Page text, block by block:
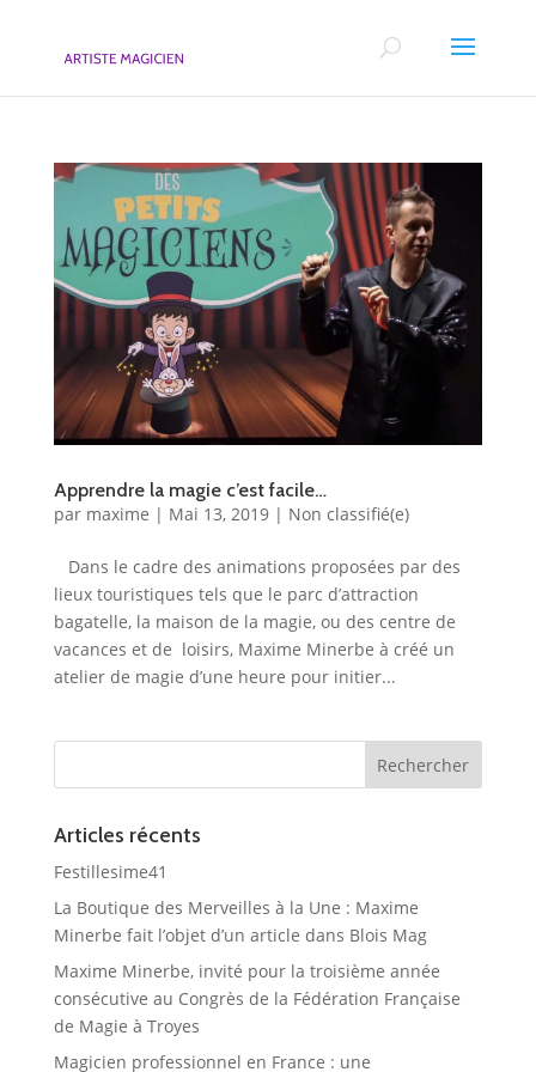
Apprendre la magie c’est facile…
par maxime | Mai 13, 2019| Non classifié(e)
Dans le cadre des animations proposées par des
lieux touristiques tels que le parc d’attraction
bagatelle, la maison de la magie, ou des centre de
vacances et de loisirs, Maxime Minerbe à créé un
atelier de magie d’une heure pour initier...
Articles récents
Festillesime41
La Boutique des Merveilles à la Une : Maxime
Minerbe fait l’objet d’un article dans Blois Mag
Maxime Minerbe, invité pour la troisième année
consécutive au Congrès de la Fédération Française
de Magie à Troyes
Magicien professionnel en France : une